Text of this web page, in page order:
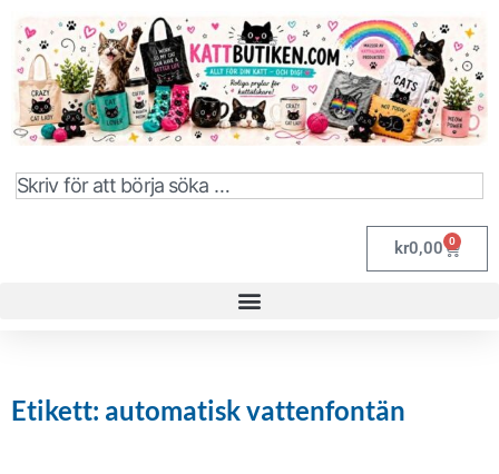
kr0,00 0
Etikett: automatisk vattenfontän